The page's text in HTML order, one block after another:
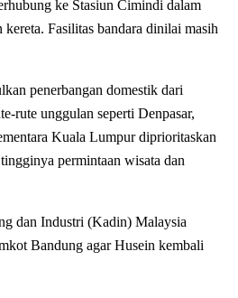
ke Stasiun Cimindi dalam
Fasilitas bandara dinilai masih
penerbangan domestik dari
rute unggulan seperti Denpasar,
Kuala Lumpur diprioritaskan
permintaan wisata dan
dan Industri (Kadin) Malaysia
Bandung agar Husein kembali